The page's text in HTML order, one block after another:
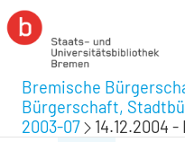
Bremische
Bürgerschaft,
2003-07
14.12.2004